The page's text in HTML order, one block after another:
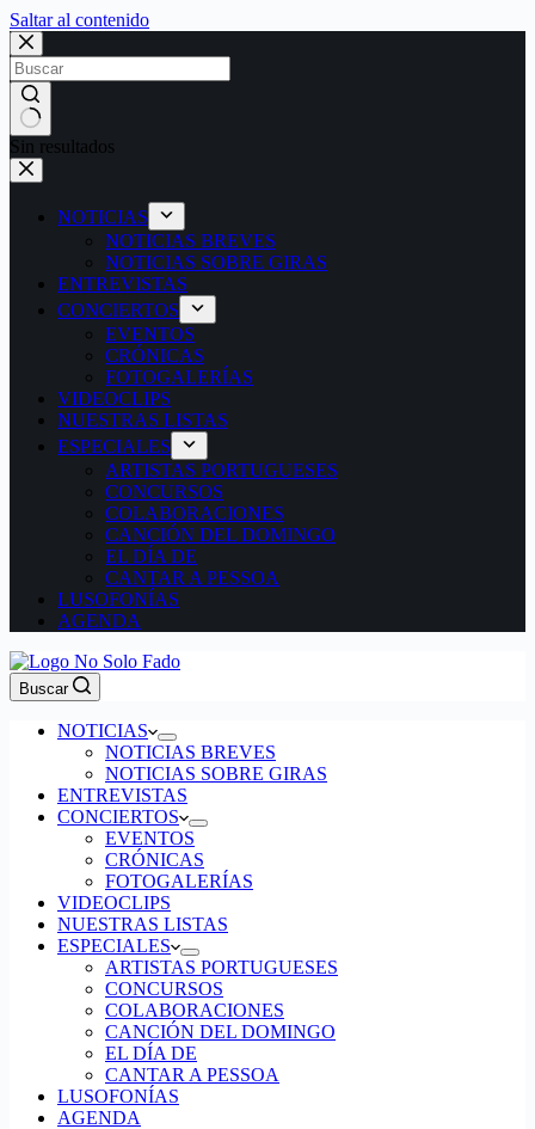
Saltar al contenido
Sin resultados
NOTICIAS
NOTICIAS BREVES
NOTICIAS SOBRE GIRAS
ENTREVISTAS
CONCIERTOS
EVENTOS
CRÓNICAS
FOTOGALERÍAS
VIDEOCLIPS
NUESTRAS LISTAS
ESPECIALES
ARTISTAS PORTUGUESES
CONCURSOS
COLABORACIONES
CANCIÓN DEL DOMINGO
EL DÍA DE
CANTAR A PESSOA
LUSOFONÍAS
AGENDA
Buscar
NOTICIAS
NOTICIAS BREVES
NOTICIAS SOBRE GIRAS
ENTREVISTAS
CONCIERTOS
EVENTOS
CRÓNICAS
FOTOGALERÍAS
VIDEOCLIPS
NUESTRAS LISTAS
ESPECIALES
ARTISTAS PORTUGUESES
CONCURSOS
COLABORACIONES
CANCIÓN DEL DOMINGO
EL DÍA DE
CANTAR A PESSOA
LUSOFONÍAS
AGENDA